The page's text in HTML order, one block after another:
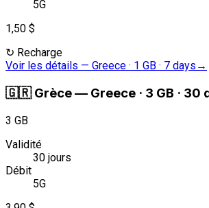
5G
1,50 $
↻ Recharge
Voir les détails — Greece · 1 GB · 7 days →
🇬🇷 Grèce— Greece · 3 GB · 30
3 GB
Validité
30 jours
Débit
5G